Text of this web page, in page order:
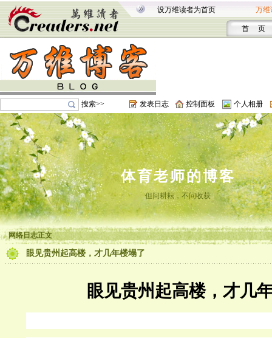
设万维读者为首页 万维
首 页
搜索>> 发表日志 控制面板 个人相册
体育老师的博客
但问耕耘，不问收获
网络日志正文
眼见贵州起高楼，才几年楼塌了
眼见贵州起高楼，才几